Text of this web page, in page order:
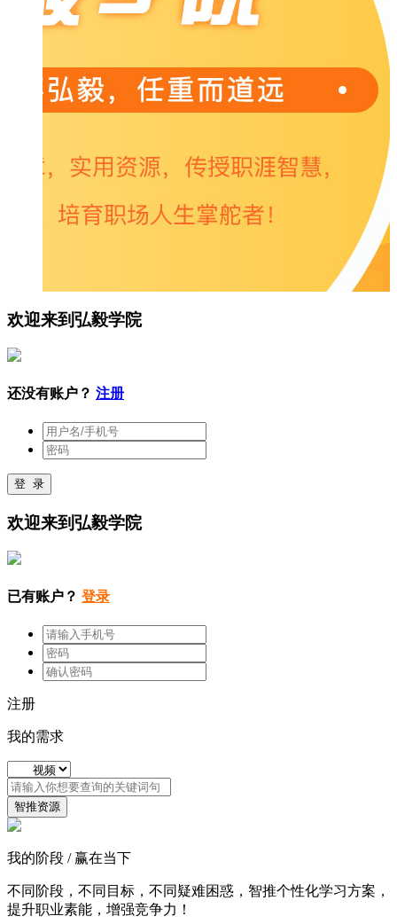
欢迎来到弘毅学院
还没有账户？ 注册
登 录
欢迎来到弘毅学院
已有账户？ 登录
注册
我的需求
智推资源
我的阶段 / 赢在当下
不同阶段，不同目标，不同疑难困惑，智推个性化学习方案，
提升职业素能，增强竞争力！